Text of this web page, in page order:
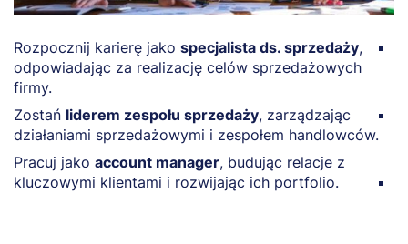
Rozpocznij karierę jako specjalista ds. sprzedaży,
odpowiadając za realizację celów sprzedażowych
firmy.
Zostań liderem zespołu sprzedaży, zarządzając
działaniami sprzedażowymi i zespołem handlowców.
Pracuj jako account manager, budując relacje z
kluczowymi klientami i rozwijając ich portfolio.